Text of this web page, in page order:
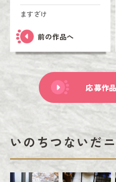
ますざけ
前の作品へ
応募作
いのちつないだ